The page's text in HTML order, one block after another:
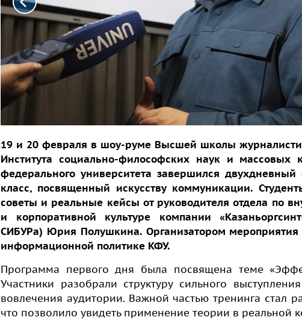
19 и 20 февраля в шоу-руме Высшей школы
Института социально-философских наук и массовых
федерального университета завершился двухдневный
класс, посвященный искусству коммуникации.
советы и реальные кейсы от руководителя отдела по
и корпоративной культуре компании
СИБУРа) Юрия Полушкина. Организатором мероприятия
информационной политике КФУ.
Программа первого дня была посвящена теме
Участники разобрали структуру сильного
вовлечения аудитории. Важной частью тренинга стал
что позволило увидеть применение теории в реальной